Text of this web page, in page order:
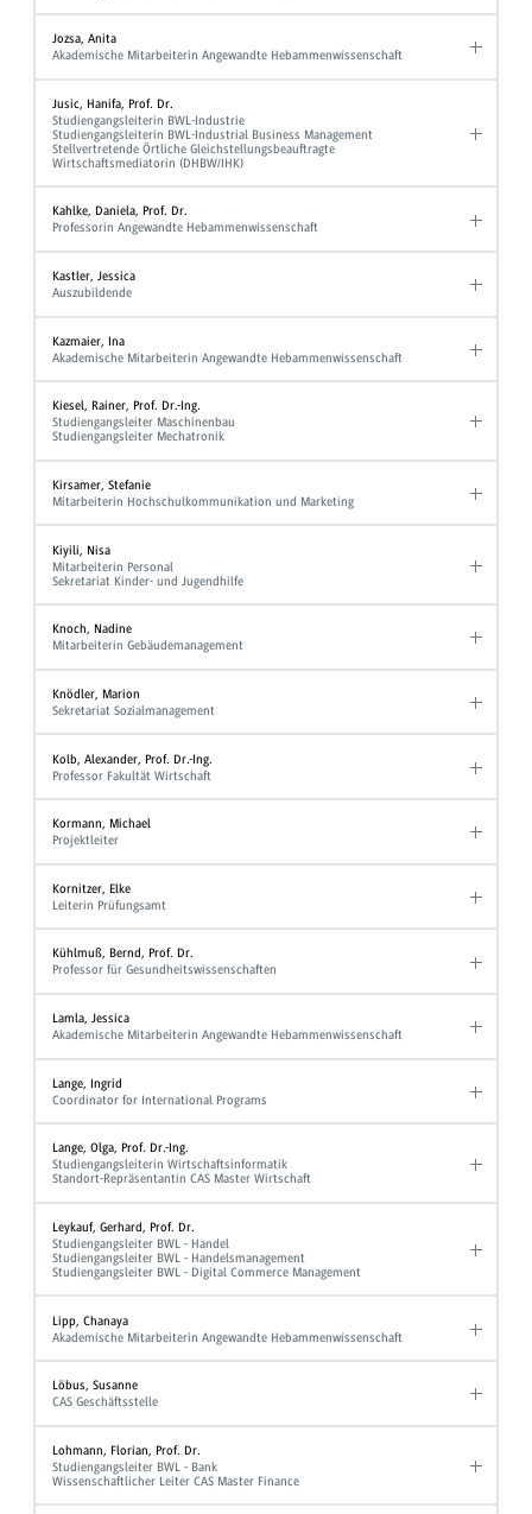
Jozsa, Anita
Akademische Mitarbeiterin Angewandte Hebammenwissenschaft
Jusic, Hanifa, Prof. Dr.
Studiengangsleiterin BWL-Industrie
Studiengangsleiterin BWL-Industrial Business Management
Stellvertretende Örtliche Gleichstellungsbeauftragte
Wirtschaftsmediatorin (DHBW/IHK)
Kahlke, Daniela, Prof. Dr.
Professorin Angewandte Hebammenwissenschaft
Kastler, Jessica
Auszubildende
Kazmaier, Ina
Akademische Mitarbeiterin Angewandte Hebammenwissenschaft
Kiesel, Rainer, Prof. Dr.-Ing.
Studiengangsleiter Maschinenbau
Studiengangsleiter Mechatronik
Kirsamer, Stefanie
Mitarbeiterin Hochschulkommunikation und Marketing
Kiyili, Nisa
Mitarbeiterin Personal
Sekretariat Kinder- und Jugendhilfe
Knoch, Nadine
Mitarbeiterin Gebäudemanagement
Knödler, Marion
Sekretariat Sozialmanagement
Kolb, Alexander, Prof. Dr.-Ing.
Professor Fakultät Wirtschaft
Kormann, Michael
Projektleiter
Kornitzer, Elke
Leiterin Prüfungsamt
Kühlmuß, Bernd, Prof. Dr.
Professor für Gesundheitswissenschaften
Lamla, Jessica
Akademische Mitarbeiterin Angewandte Hebammenwissenschaft
Lange, Ingrid
Coordinator for International Programs
Lange, Olga, Prof. Dr.-Ing.
Studiengangsleiterin Wirtschaftsinformatik
Standort-Repräsentantin CAS Master Wirtschaft
Leykauf, Gerhard, Prof. Dr.
Studiengangsleiter BWL - Handel
Studiengangsleiter BWL - Handelsmanagement
Studiengangsleiter BWL - Digital Commerce Management
Lipp, Chanaya
Akademische Mitarbeiterin Angewandte Hebammenwissenschaft
Löbus, Susanne
CAS Geschäftsstelle
Lohmann, Florian, Prof. Dr.
Studiengangsleiter BWL - Bank
Wissenschaftlicher Leiter CAS Master Finance